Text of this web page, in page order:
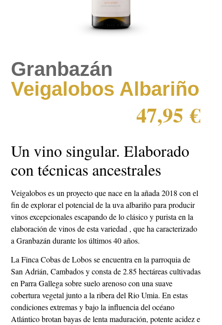
Granbazán
Veigalobos Albariño
47,95€
Un vino singular. Elaborado
con técnicas ancestrales
Veigalobos es un proyecto que nace en la añada 2018 con el
fin de explorar el potencial de la uva albariño para producir
vinos excepcionales escapando de lo clásico y purista en la
elaboración de vinos de esta variedad , que ha caracterizado
a Granbazán durante los últimos 40 años.
La Finca Cobas de Lobos se encuentra en la parroquia de
San Adrián, Cambados y consta de 2.85 hectáreas cultivadas
en Parra Gallega sobre suelo arenoso con una suave
cobertura vegetal junto a la ribera del Rio Umia. En estas
condiciones extremas y bajo la influencia del océano
Atlántico brotan bayas de lenta maduración, potente acidez e